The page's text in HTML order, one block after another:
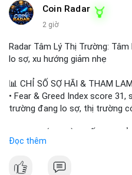
Liên hệ ngay để được tư vấn
Coin Radar
2 giờ
Radar Tâm Lý Thị Trường:
lo sợ, xu hướng giảm nhẹ
📊 CHỈ SỐ SỢ HÃI & THAM
• Fear & Greed Index score
trường đang lo sợ, thị trường
• CoinGecko trending coins:
• LunarCrush trending topics:
Đọc thêm